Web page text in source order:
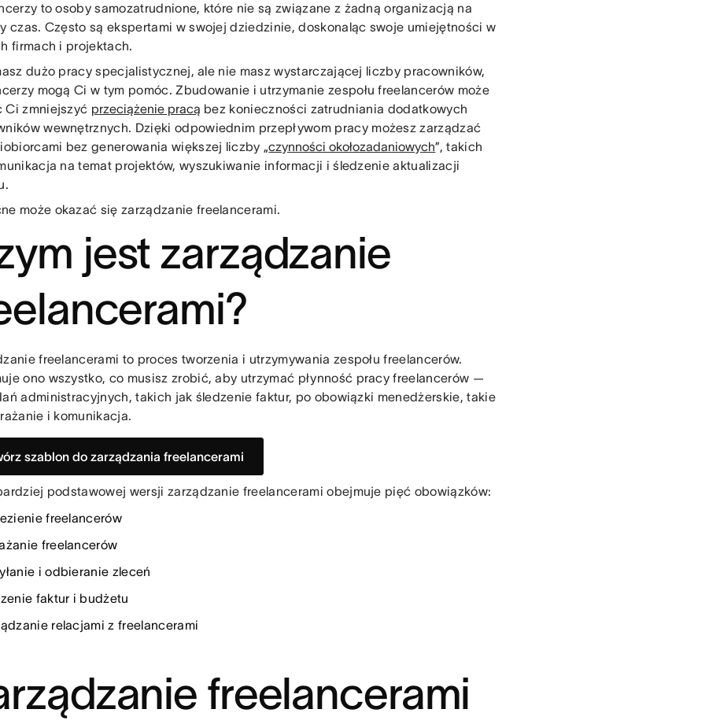
to osoby samozatrudnione, które nie są związane z żadną organizacją na
czas. Często są ekspertami w swojej dziedzinie, doskonaląc swoje umiejętności w
firmach i projektach.
dużo pracy specjalistycznej, ale nie masz wystarczającej liczby pracowników,
mogą Ci w tym pomóc. Zbudowanie i utrzymanie zespołu freelancerów może
Ci zmniejszyć przeciążenie pracą bez konieczności zatrudniania dodatkowych
wewnętrznych. Dzięki odpowiednim przepływom pracy możesz zarządzać
bez generowania większej liczby „czynności okołozadaniowych”, takich
na temat projektów, wyszukiwanie informacji i śledzenie aktualizacji
może okazać się zarządzanie freelancerami.
jest zarządzanie
freelancerami to proces tworzenia i utrzymywania zespołu freelancerów.
ono wszystko, co musisz zrobić, aby utrzymać płynność pracy freelancerów —
administracyjnych, takich jak śledzenie faktur, po obowiązki menedżerskie, takie
i komunikacja.
szablon do zarządzania freelancerami
podstawowej wersji zarządzanie freelancerami obejmuje pięć obowiązków:
freelancerów
freelancerów
i odbieranie zleceń
faktur i budżetu
relacjami z freelancerami
freelancerami